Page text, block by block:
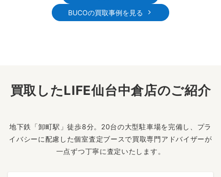
BUCOの買取事例を見る
買取したLIFE仙台中倉店のご紹介
地下鉄「卸町駅」徒歩8分。20台の大型駐車場を完備し、プラ
イバシーに配慮した個室査定ブースで買取専門アドバイザーが
一点ずつ丁寧に査定いたします。